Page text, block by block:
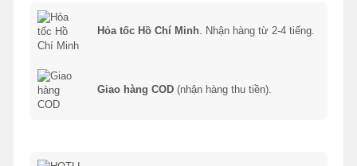
Hỏa tốc Hồ Chí Minh. Nhận hàng từ 2-4 tiếng.
Giao hàng COD (nhận hàng thu tiền).